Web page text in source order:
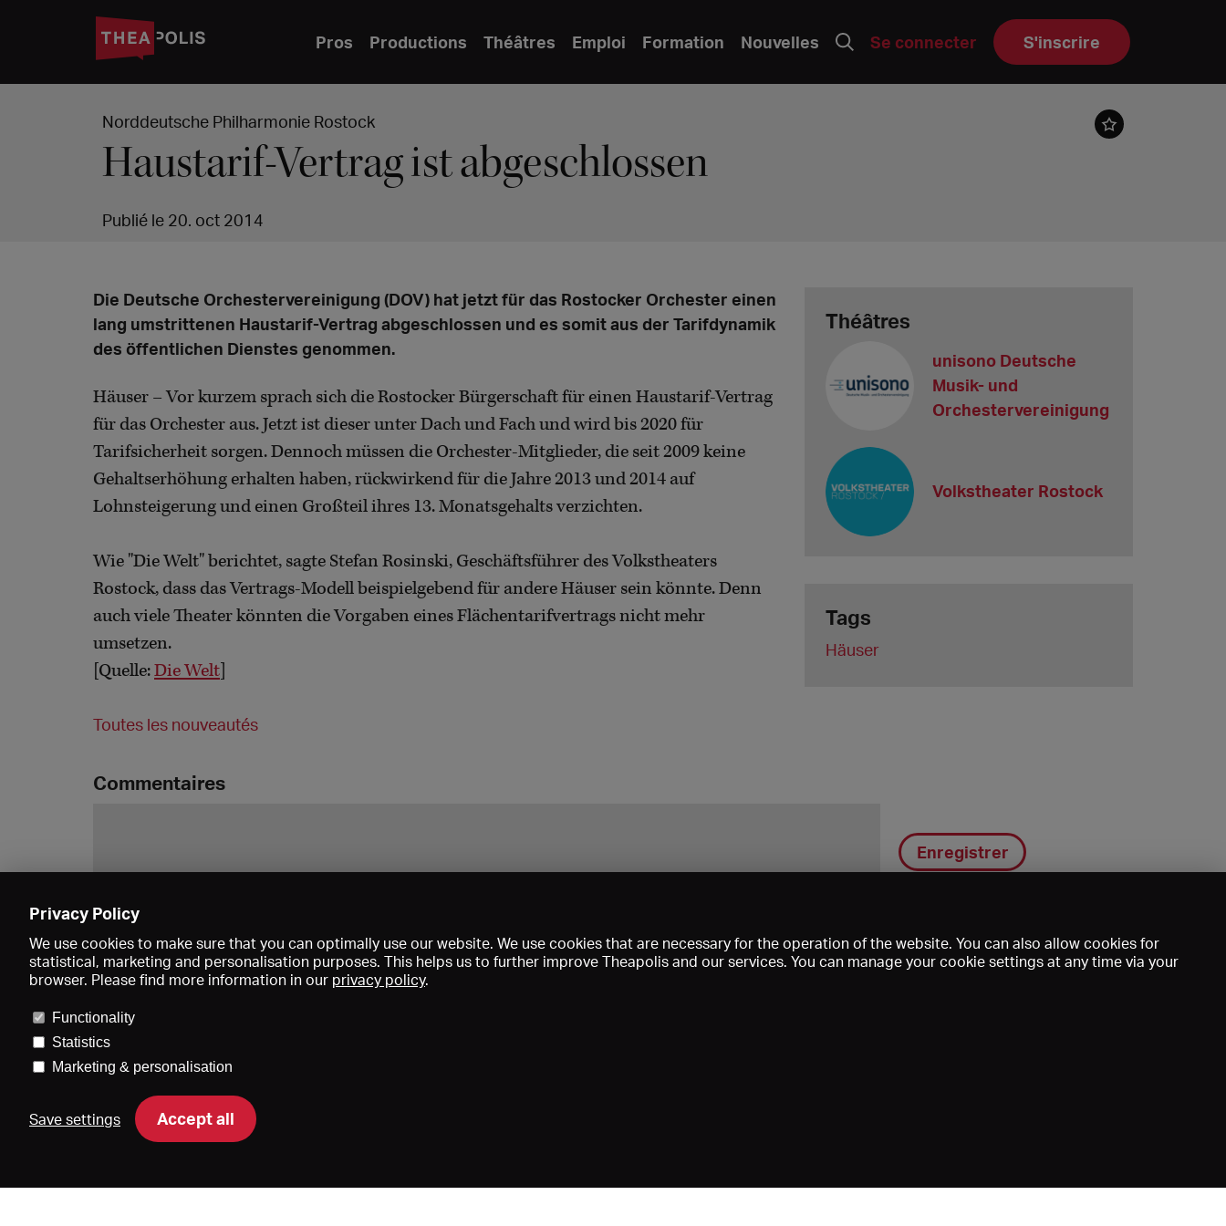
Pros Productions Théâtres Emploi Formation Nouvelles Se connecter S'inscrire
Norddeutsche Philharmonie Rostock
Haustarif-Vertrag ist abgeschlossen
Publié le 20. oct 2014
Die Deutsche Orchestervereinigung (DOV) hat jetzt für das Rostocker Orchester einen
lang umstrittenen Haustarif-Vertrag abgeschlossen und es somit aus der Tarifdynamik
des öffentlichen Dienstes genommen.
Häuser – Vor kurzem sprach sich die Rostocker Bürgerschaft für einen Haustarif-Vertrag
für das Orchester aus. Jetzt ist dieser unter Dach und Fach und wird bis 2020 für
Tarifsicherheit sorgen. Dennoch müssen die Orchester-Mitglieder, die seit 2009 keine
Gehaltserhöhung erhalten haben, rückwirkend für die Jahre 2013 und 2014 auf
Lohnsteigerung und einen Großteil ihres 13. Monatsgehalts verzichten.
Wie "Die Welt" berichtet, sagte Stefan Rosinski, Geschäftsführer des Volkstheaters
Rostock, dass das Vertrags-Modell beispielgebend für andere Häuser sein könnte. Denn
auch viele Theater könnten die Vorgaben eines Flächentarifvertrags nicht mehr
umsetzen.
[Quelle:Die Welt
Toutes les nouveautés
Théâtres
unisono Deutsche
Musik- und
Orchestervereinigung
Volkstheater Rostock
Tags
Häuser
Commentaires
Enregistrer
Privacy Policy
We use cookies to make sure that you can optimally use our website. We use cookies that are necessary for the operation of the website. You can also allow cookies for
statistical, marketing and personalisation purposes. This helps us to further improve Theapolis and our services. You can manage your cookie settings at any time via your
browser. Please find more information in our privacy policy.
Functionality
Statistics
Marketing & personalisation
Save settings Accept all